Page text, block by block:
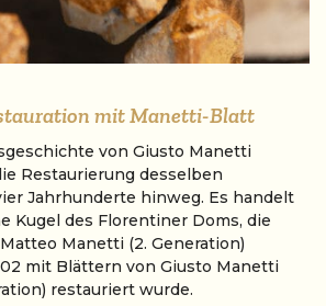
mit Manetti-Blatt
von Giusto Manetti
Restaurierung desselben
Jahrhunderte hinweg. Es handelt
Kugel des Florentiner Doms, die
Manetti (2. Generation)
mit Blättern von Giusto Manetti
restauriert wurde.